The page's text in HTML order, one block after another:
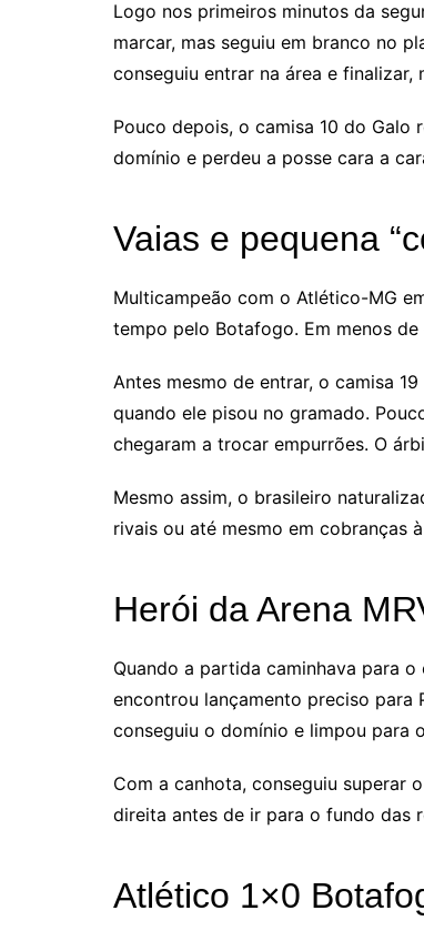
Logo nos primeiros minutos da
marcar, mas seguiu em branco no
conseguiu entrar na área e finalizar,
Pouco depois, o camisa 10 do Galo
domínio e perdeu a posse cara a
Vaias e pequena
Multicampeão com o Atlético-MG
tempo pelo Botafogo. Em menos
Antes mesmo de entrar, o camisa
quando ele pisou no gramado.
chegaram a trocar empurrões. O
Mesmo assim, o brasileiro
rivais ou até mesmo em cobranças
Herói da Arena
Quando a partida caminhava para
encontrou lançamento preciso para
conseguiu o domínio e limpou para
Com a canhota, conseguiu superar
direita antes de ir para o fundo das
Atlético 1×0